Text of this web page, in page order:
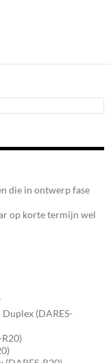
die in ontwerp fase
op korte termijn wel
(DARES-